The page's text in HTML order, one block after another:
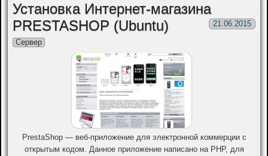
Установка Интернет-магазина
PRESTASHOP (Ubuntu)
21.06.2015
Сервер
PrestaShop — веб-приложение для электронной коммерции с
открытым кодом. Данное приложение написано на PHP, для